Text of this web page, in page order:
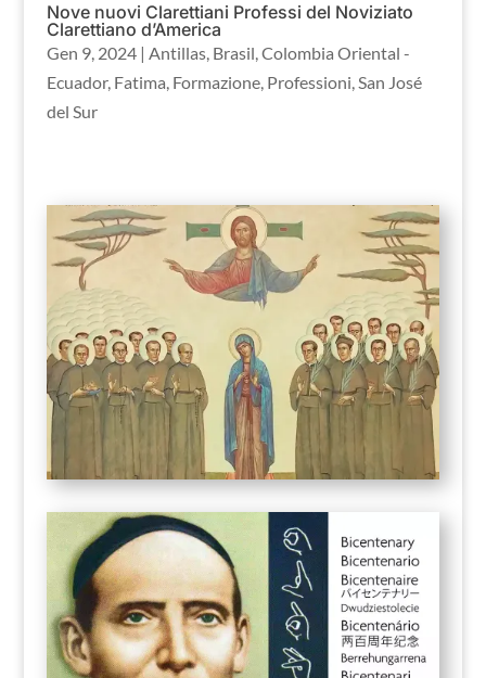
Nove nuovi Clarettiani Professi del Noviziato
Clarettiano d’America
Gen 9, 2024| Antillas, Brasil,Colombia Oriental -
Ecuador, Fatima, Formazione, Professioni,San José
del Sur